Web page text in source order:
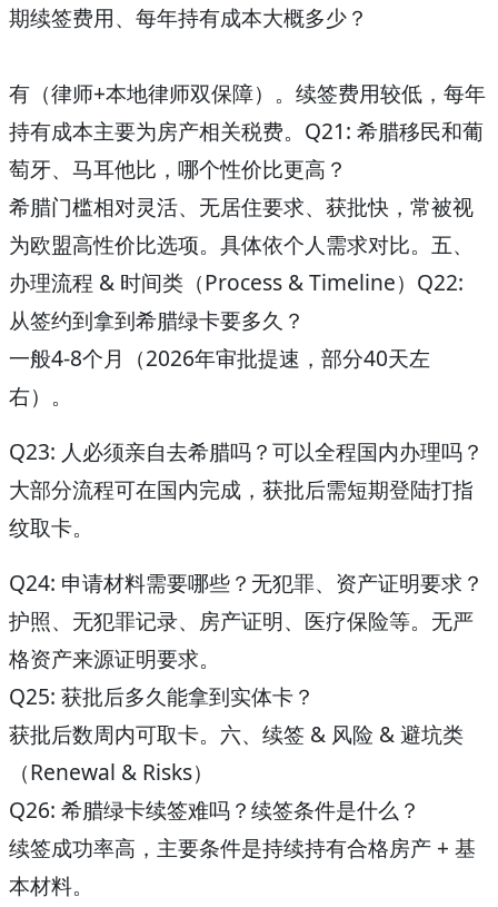
期续签费用、每年持有成本大概多少？
有（律师+本地律师双保障）。续签费用较低，每年
持有成本主要为房产相关税费。 Q21: 希腊移民和葡
萄牙、马耳他比，哪个性价比更高？
希腊门槛相对灵活、无居住要求、获批快，常被视
为欧盟高性价比选项。具体依个人需求对比。 五、
办理流程 & 时间类（Process & Timeline） Q22:
从签约到拿到希腊绿卡要多久？
一般4-8个月（2026年审批提速，部分40天左
右）。
Q23: 人必须亲自去希腊吗？可以全程国内办理吗？
大部分流程可在国内完成，获批后需短期登陆打指
纹取卡。
Q24: 申请材料需要哪些？无犯罪、资产证明要求？
护照、无犯罪记录、房产证明、医疗保险等。无严
格资产来源证明要求。
Q25: 获批后多久能拿到实体卡？
获批后数周内可取卡。 六、续签 & 风险 & 避坑类
（Renewal & Risks）
Q26: 希腊绿卡续签难吗？续签条件是什么？
续签成功率高，主要条件是持续持有合格房产 + 基
本材料。